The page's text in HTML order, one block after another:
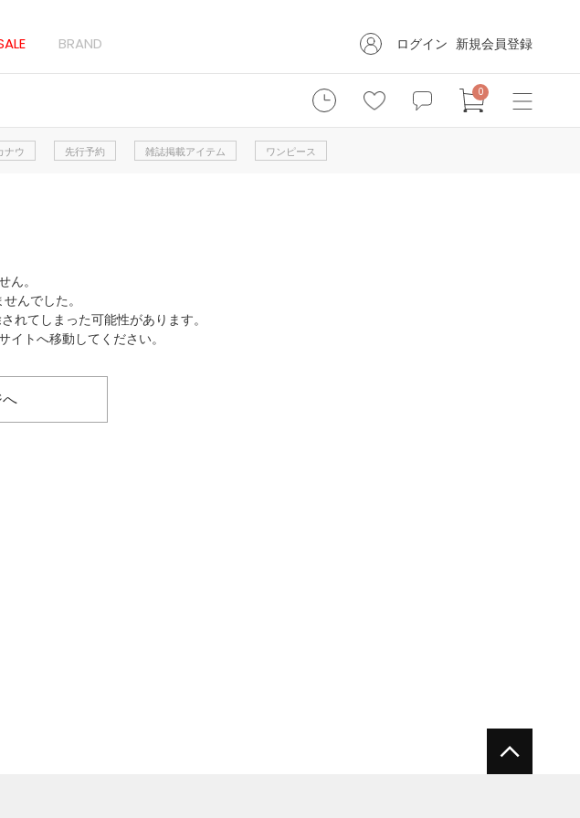
BRAND ログイン 新規会員登録
0
ナウ 先行予約 雑誌掲載アイテム ワンピース
ん。
んでした。
れてしまった可能性があります。
トへ移動してください。